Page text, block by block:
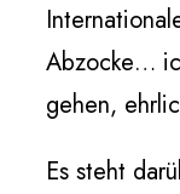
Abzocke…
gehen,
Es steht